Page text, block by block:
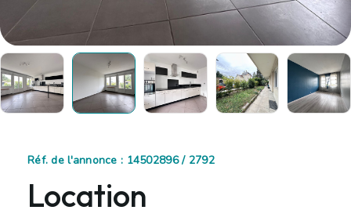
Réf. de l'annonce : 14502896 / 2792
Location